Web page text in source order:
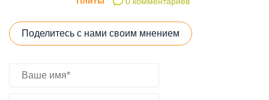
Поделитесь с нами своим мнением